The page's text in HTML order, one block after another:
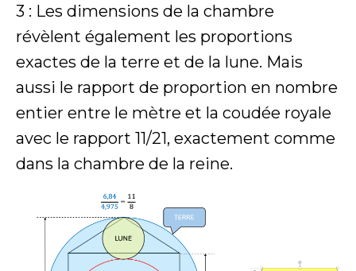
3 : Les dimensions de la chambre
révèlent également les proportions
exactes de la terre et de la lune. Mais
aussi le rapport de proportion en nombre
entier entre le mètre et la coudée royale
avec le rapport 11/21, exactement comme
dans la chambre de la reine.